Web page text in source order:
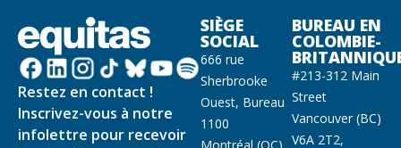
Restez en contact !
Inscrivez-vous à notre
infolettre pour recevoir
SIÈGE
SOCIAL
666 rue
Sherbrooke
Ouest, Bureau
1100
BUREAU EN
COLOMBIE-
#213-312 Main
Street
Vancouver (BC)
V6A 2T2,